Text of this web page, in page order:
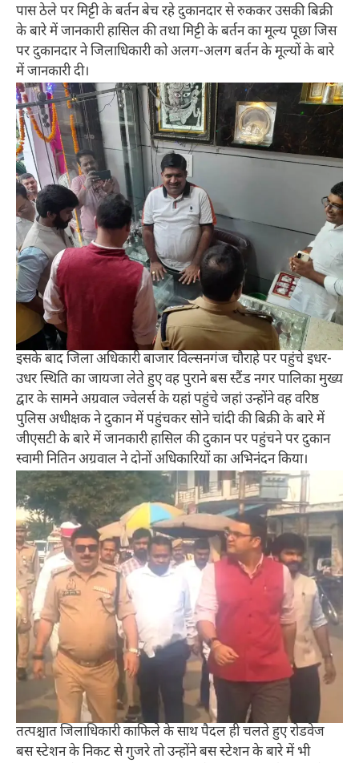
पास ठेले पर मिट्टी के बर्तन बेच रहे दुकानदार से रुककर उसकी बिक्री
के बारे में जानकारी हासिल की तथा मिट्टी के बर्तन का मूल्य पूछा जिस
पर दुकानदार ने जिलाधिकारी को अलग-अलग बर्तन के मूल्यों के बारे
में जानकारी दी।
इसके बाद जिला अधिकारी बाजार विल्सनगंज चौराहे पर पहुंचे इधर-
उधर स्थिति का जायजा लेते हुए वह पुराने बस स्टैंड नगर पालिका मुख्य
द्वार के सामने अग्रवाल ज्वेलर्स के यहां पहुंचे जहां उन्होंने वह वरिष्ठ
पुलिस अधीक्षक ने दुकान में पहुंचकर सोने चांदी की बिक्री के बारे में
जीएसटी के बारे में जानकारी हासिल की दुकान पर पहुंचने पर दुकान
स्वामी नितिन अग्रवाल ने दोनों अधिकारियों का अभिनंदन किया।
तत्पश्चात जिलाधिकारी काफिले के साथ पैदल ही चलते हुए रोडवेज
बस स्टेशन के निकट से गुजरे तो उन्होंने बस स्टेशन के बारे में भी